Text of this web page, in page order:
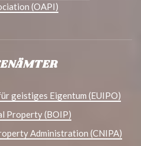
(OAPI)
geistiges Eigentum (EUIPO)
Property (BOIP)
Administration (CNIPA)